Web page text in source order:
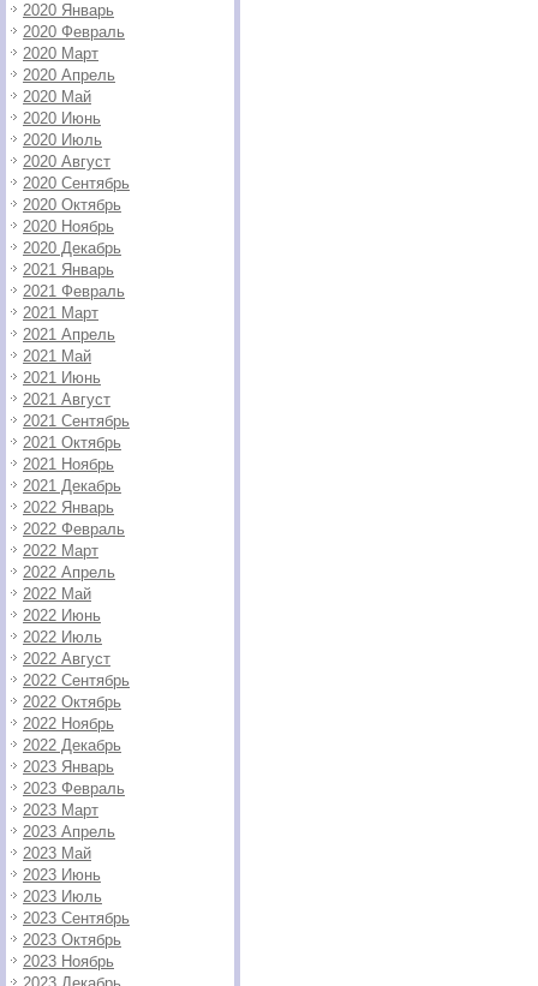
2020 Январь
2020 Февраль
2020 Март
2020 Апрель
2020 Май
2020 Июнь
2020 Июль
2020 Август
2020 Сентябрь
2020 Октябрь
2020 Ноябрь
2020 Декабрь
2021 Январь
2021 Февраль
2021 Март
2021 Апрель
2021 Май
2021 Июнь
2021 Август
2021 Сентябрь
2021 Октябрь
2021 Ноябрь
2021 Декабрь
2022 Январь
2022 Февраль
2022 Март
2022 Апрель
2022 Май
2022 Июнь
2022 Июль
2022 Август
2022 Сентябрь
2022 Октябрь
2022 Ноябрь
2022 Декабрь
2023 Январь
2023 Февраль
2023 Март
2023 Апрель
2023 Май
2023 Июнь
2023 Июль
2023 Сентябрь
2023 Октябрь
2023 Ноябрь